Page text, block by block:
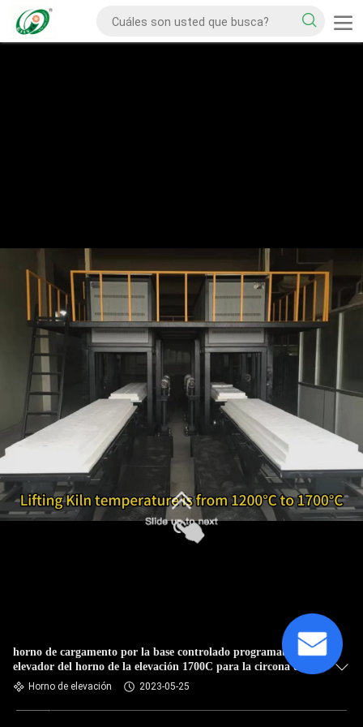
horno de cargamento por la base controlado programable del
elevador del horno de la elevación 1700C para la circona del
alúmina estructural
Horno de elevación 2023-05-25